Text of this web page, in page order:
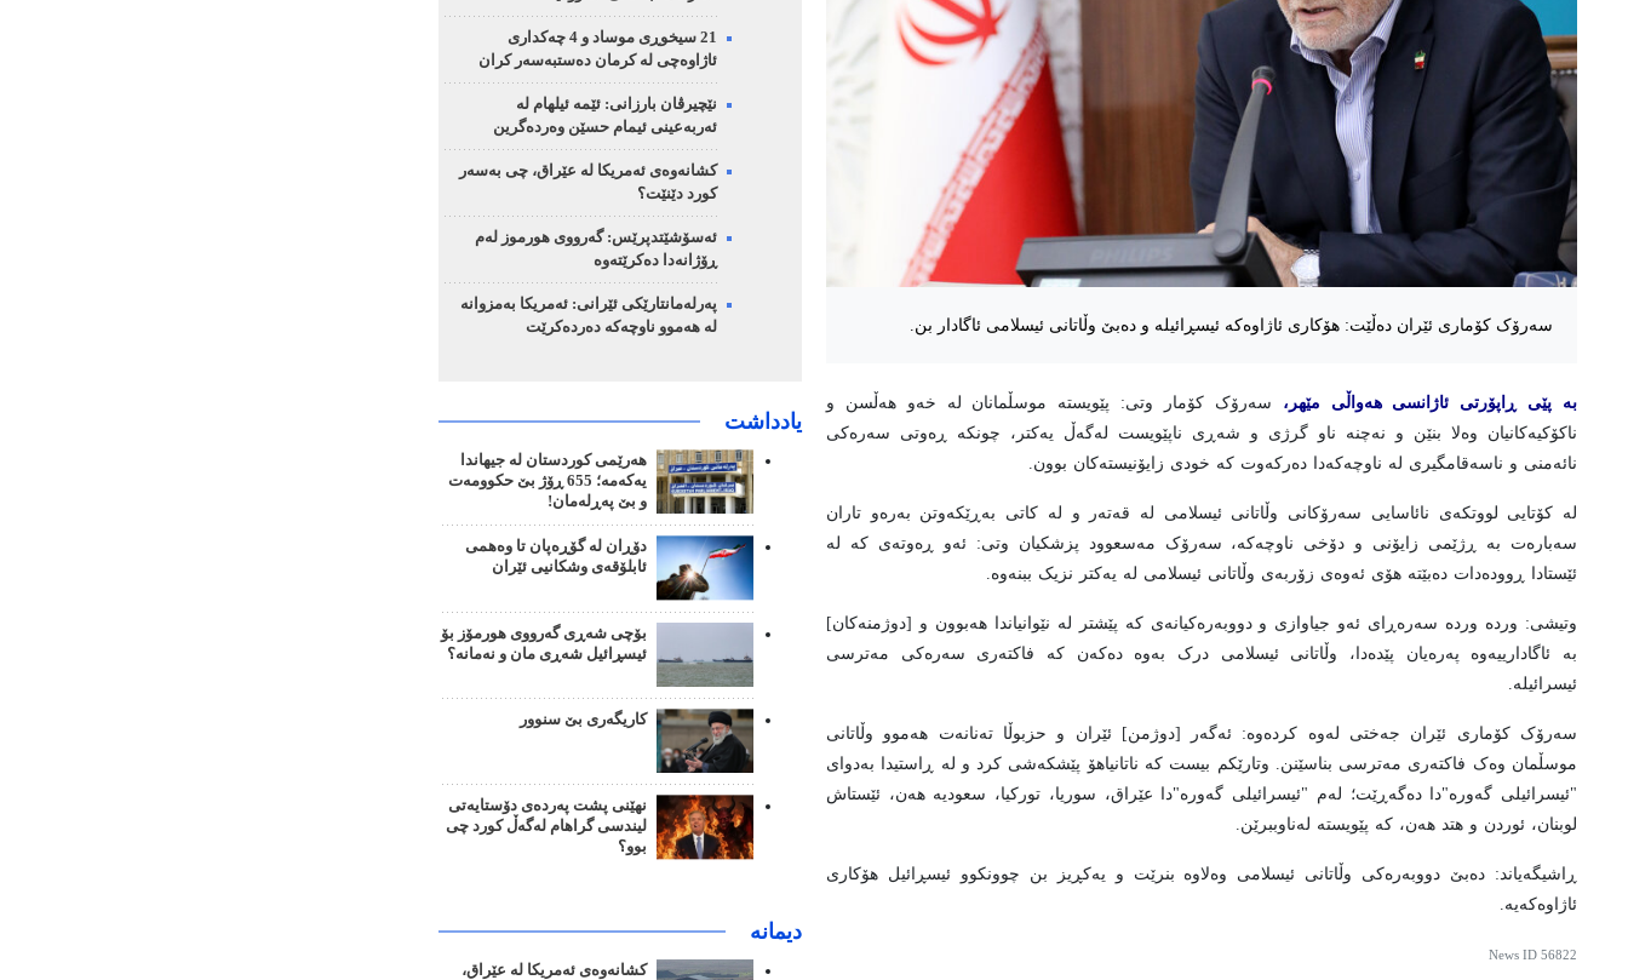
سەرۆک کۆماری ئێران دەڵێت: هۆکاری ئاژاوەکە ئیسڕائیلە و دەبێ وڵاتانی ئیسلامی ئاگادار بن.
بە پێی ڕاپۆرتی ئاژانسی هەواڵی مێهر، سەرۆک کۆمار وتی: پێویستە موسڵمانان لە خەو هەڵسن و
ناکۆکیەکانیان وەلا بنێن و نەچنە ناو گرژی و شەڕی ناپێویست لەگەڵ یەکتر، چونکە ڕەوتی سەرەکی
نائەمنی و ناسەقامگیری لە ناوچەکەدا دەرکەوت کە خودی زایۆنیستەکان بوون.
لە کۆتایی لووتکەی نائاسایی سەرۆکانی وڵاتانی ئیسلامی لە قەتەر و لە کاتی بەڕێکەوتن بەرەو تاران
سەبارەت بە ڕژێمی زایۆنی و دۆخی ناوچەکە، سەرۆک مەسعوود پزشکیان وتی: ئەو ڕەوتەی کە لە
ئێستادا ڕوودەدات دەبێتە هۆی ئەوەی زۆربەی وڵاتانی ئیسلامی لە یەکتر نزیک ببنەوە.
وتیشی: وردە وردە سەرەڕای ئەو جیاوازی و دووبەرەکیانەی کە پێشتر لە نێوانیاندا هەبوون و [دوژمنەکان]
بە ئاگادارییەوە پەرەیان پێدەدا، وڵاتانی ئیسلامی درک بەوە دەکەن کە فاکتەری سەرەکی مەترسی
ئیسرائیلە.
سەرۆک کۆماری ئێران جەختی لەوە کردەوە: ئەگەر [دوژمن] ئێران و حزبوڵا تەنانەت هەموو وڵاتانی
موسڵمان وەک فاکتەری مەترسی بناسێنن. وتارێکم بیست کە ناتانیاهۆ پێشکەشی کرد و لە ڕاستیدا بەدوای
"ئیسرائیلی گەورە"دا دەگەڕێت؛ لەم "ئیسرائیلی گەورە"دا عێراق، سوریا، تورکیا، سعودیە هەن، ئێستاش
لوبنان، ئوردن و هتد هەن، کە پێویستە لەناوببرێن.
ڕاشیگەیاند: دەبێ دووبەرەکی وڵاتانی ئیسلامی وەلاوە بنرێت و یەکڕیز بن چوونکوو ئیسڕائیل هۆکاری
ئاژاوەکەیە.
News ID 56822
21 سیخوڕی موساد و 4 چەکداری
ئاژاوەچی لە کرمان دەستبەسەر کران
نێچیرڤان بارزانی: ئێمە ئیلهام لە
ئەربەعینی ئیمام حسێن وەردەگرین
کشانەوەی ئەمریکا لە عێراق، چی بەسەر
کورد دێنێت؟
ئەسۆشێتدپرێس: گەرووی هورموز لەم
ڕۆژانەدا دەکرێتەوە
پەرلەمانتارێکی ئێرانی: ئەمریکا بەمزوانە
لە هەموو ناوچەکە دەردەکرێت
یادداشت
هەرێمی کوردستان لە جیهاندا
یەکەمە؛ 655 ڕۆژ بێ حکوومەت
و بێ پەڕلەمان!
دۆڕان لە گۆڕەپان تا وەهمی
ئابلۆقەی وشکانیی ئێران
بۆچی شەڕی گەرووی هورمۆز بۆ
ئیسڕائیل شەڕی مان و نەمانە؟
کاریگەری بێ سنوور
نهێنی پشت پەردەی دۆستایەتی
لیندسی گراهام لەگەڵ کورد چی
بوو؟
دیمانە
کشانەوەی ئەمریکا لە عێراق،